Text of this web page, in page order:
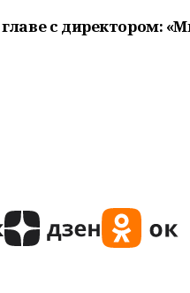
с директором: